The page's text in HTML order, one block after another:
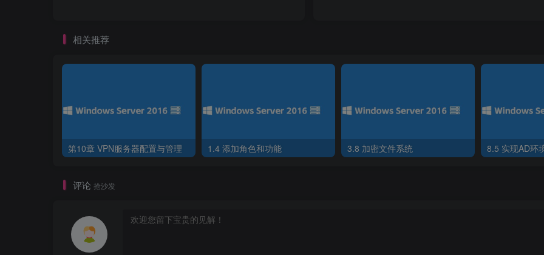
相关推荐
第10章 VPN服务器配置与管理 1.4 添加角色和功能 3.8 加密文件系统
评论 抢沙发